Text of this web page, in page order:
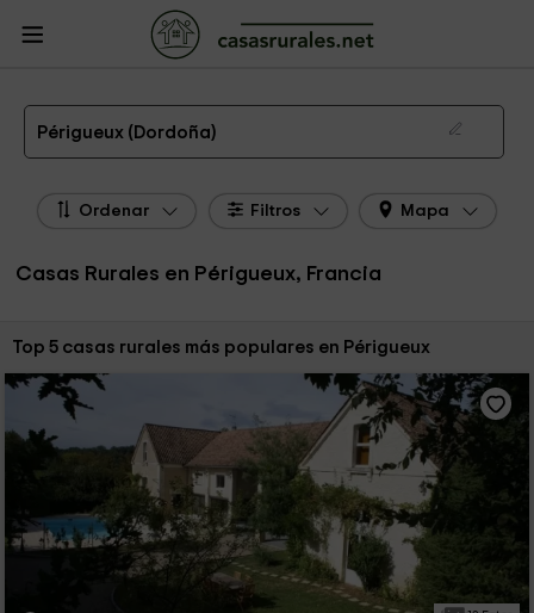
Casas Rurales Francia
Rurales Dordoña
Casas Rurales Périgueux
Las 5 mejores casas rurales en Périgueux de 2026
Périgueux (Dordoña)
Ordenar Filtros Mapa
Casas Rurales en Périgueux, Francia
Ordenar por:
Top 5 casas rurales más populares en Périgueux